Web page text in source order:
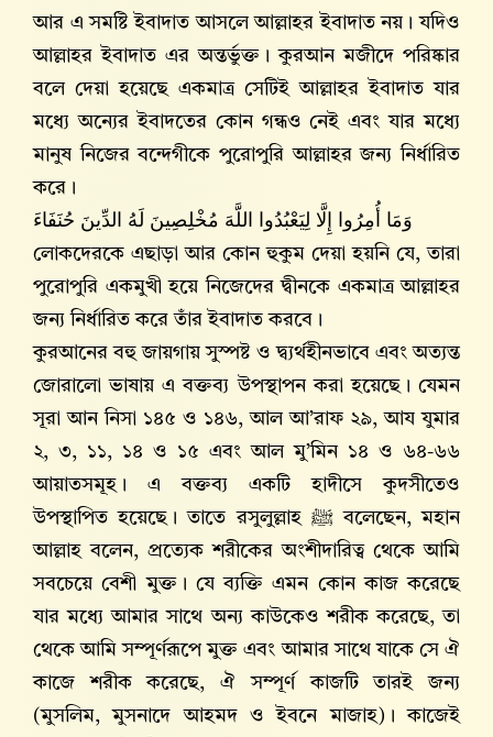
আর এ সমষ্টি ইবাদাত আসলে আল্লাহর ইবাদাত নয়। যদিও
আল্লাহর ইবাদাত এর অন্তর্ভুক্ত। কুরআন মজীদে পরিষ্কার
বলে দেয়া হয়েছে একমাত্র সেটিই আল্লাহর ইবাদাত যার
মধ্যে অন্যের ইবাদতের কোন গন্ধও নেই এবং যার মধ্যে
মানুষ নিজের বন্দেগীকে পুরোপুরি আল্লাহর জন্য নির্ধারিত
করে।
وَمَا أُمِرُوا إِلَّا لِيَعْبُدُوا اللَّهَ مُخْلِصِينَ لَهُ الدِّينَ حُنَفَاءَ
লোকদেরকে এছাড়া আর কোন হুকুম দেয়া হয়নি যে, তারা
পুরোপুরি একমুখী হয়ে নিজেদের দ্বীনকে একমাত্র আল্লাহর
জন্য নির্ধারিত করে তাঁর ইবাদাত করবে।
কুরআনের বহু জায়গায় সুস্পষ্ট ও দ্ব্যর্থহীনভাবে এবং অত্যন্ত
জোরালো ভাষায় এ বক্তব্য উপস্থাপন করা হয়েছে। যেমন
সূরা আন নিসা ১৪৫ ও ১৪৬, আল আ’রাফ ২৯, আয যুমার
২, ৩, ১১, ১৪ ও ১৫ এবং আল মু’মিন ১৪ ও ৬৪-৬৬
আয়াতসমূহ। এ বক্তব্য একটি হাদীসে কুদসীতেও
উপস্থাপিত হয়েছে। তাতে রসুলুল্লাহ ﷺ বলেছেন, মহান
আল্লাহ‌ বলেন, প্রত্যেক শরীকের অংশীদারিত্ব থেকে আমি
সবচেয়ে বেশী মুক্ত। যে ব্যক্তি এমন কোন কাজ করেছে
যার মধ্যে আমার সাথে অন্য কাউকেও শরীক করেছে, তা
থেকে আমি সম্পূর্ণরূপে মুক্ত এবং আমার সাথে যাকে সে ঐ
কাজে শরীক করেছে, ঐ সম্পূর্ণ কাজটি তারই জন্য
(মুসলিম, মুসনাদে আহমদ ও ইবনে মাজাহ)। কাজেই